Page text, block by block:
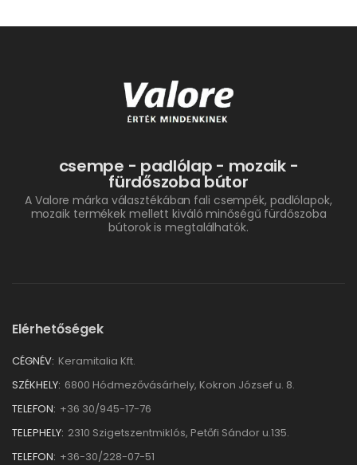
csempe - padlólap - mozaik -
fürdőszoba bútor
A Valore márka választékában fali csempék, padlólapok,
mozaik termékek mellett kiváló minőségű fürdőszoba
bútorok is megtalálhatók.
Elérhetőségek
CÉGNÉV: Keramitalia Kft.
SZÉKHELY: 6800 Hódmezővásárhely, Kokron József u. 8.
TELEFON: +36 30/945-17-76
TELEPHELY: 2310 Szigetszentmiklós, Petőfi Sándor u.135.
TELEFON: +36-30/228-07-51